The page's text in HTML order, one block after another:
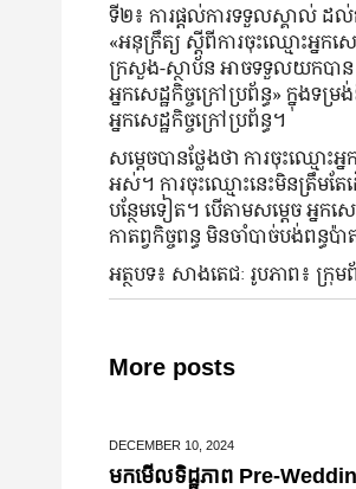
ទី២៖ ការផ្តល់ការទទួលស្គាល់ ដល់ក
«អនុក្រឹត្យ ស្តីពីការចុះឈ្មោះអ្នកស
ក្រសួង-ស្ថាប័ន អាចទទួលយកបាន ស
អ្នកសេដ្ឋកិច្ចក្រៅប្រព័ន្ធ» ក្នុង
អ្នកសេដ្ឋកិច្ចក្រៅប្រព័ន្ធ។
សម្តេចបានថ្លែងថា ការចុះឈ្មោះ
អស់។ ការចុះឈ្មោះនេះ​មិនត្រឹមតែ
បន្ថែមទៀត។ បើតាមសម្តេច អ្ន
កាតព្វកិច្ចពន្ធ មិនចាំបាច់បង់ពន្
អត្ថបទ៖ សាងតេជៈ រូបភាព៖ ក្រុ
More posts
DECEMBER 10, 2024
មកមើលទិដ្ឋភាព Pre-